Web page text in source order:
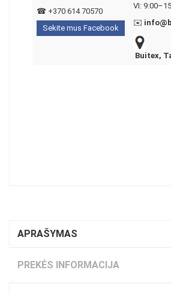
☎ +370 614 70570
Sekite mus Facebook
VI:
✉️
Buitex,
APRAŠYMAS
PREKĖS INFORMACIJA